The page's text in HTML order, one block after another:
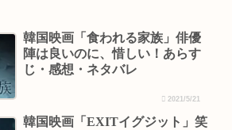
韓国映画「食われる家族」俳優
陣は良いのに、惜しい！あらす
じ・感想・ネタバレ
2021/5/21
韓国映画「EXITイグジット」笑